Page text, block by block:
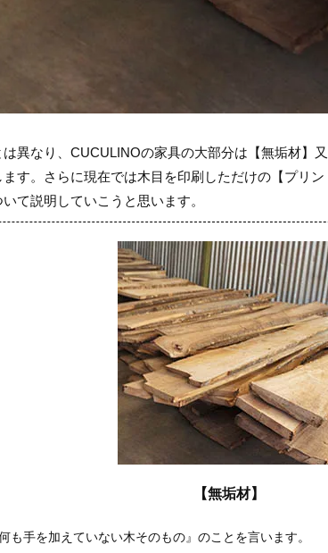
異なり、CUCULINOの家具の大部分は【無垢材】
す。さらに現在では木目を印刷しただけの【プリ
て説明していこうと思います。
【無垢材】
も手を加えていない木そのもの』のことを言います。